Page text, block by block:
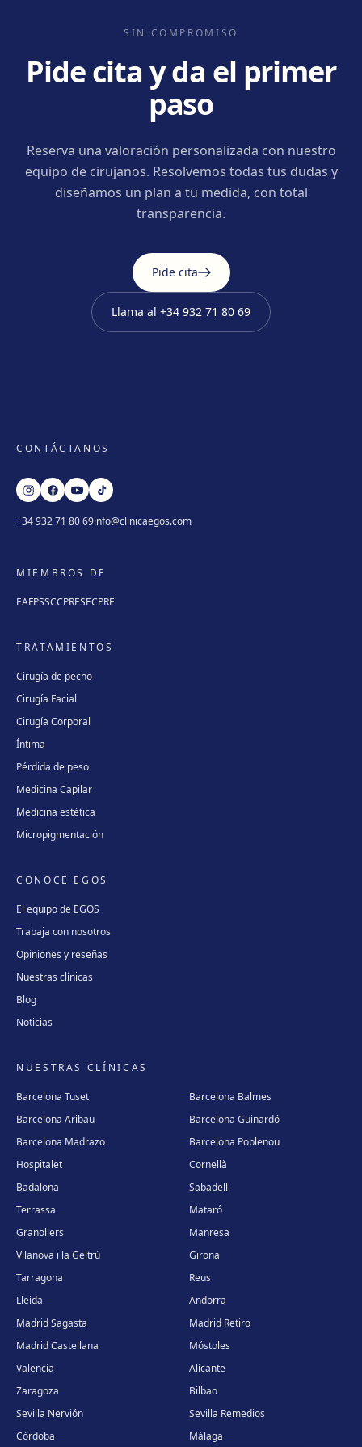
SIN COMPROMISO
Pide cita y da el primer
paso
Reserva una valoración personalizada con nuestro
equipo de cirujanos. Resolvemos todas tus dudas y
diseñamos un plan a tu medida, con total
transparencia.
Pide cita
Llama al +34 932 71 80 69
CONTÁCTANOS
+34 932 71 80 69info@clinicaegos.com
MIEMBROS DE
EAFPSSCCPRESECPRE
TRATAMIENTOS
Cirugía de pecho
Cirugía Facial
Cirugía Corporal
Íntima
Pérdida de peso
Medicina Capilar
Medicina estética
Micropigmentación
CONOCE EGOS
El equipo de EGOS
Trabaja con nosotros
Opiniones y reseñas
Nuestras clínicas
Blog
Noticias
NUESTRAS CLÍNICAS
Barcelona Tuset
Barcelona Balmes
Barcelona Aribau
Barcelona Guinardó
Barcelona Madrazo
Barcelona Poblenou
Hospitalet
Cornellà
Badalona
Sabadell
Terrassa
Mataró
Granollers
Manresa
Vilanova i la Geltrú
Girona
Tarragona
Reus
Lleida
Andorra
Madrid Sagasta
Madrid Retiro
Madrid Castellana
Móstoles
Valencia
Alicante
Zaragoza
Bilbao
Sevilla Nervión
Sevilla Remedios
Córdoba
Málaga